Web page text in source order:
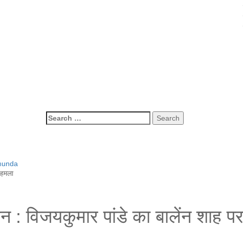
magazine of Nepal brings news in hindi from Nepal,madhesh
Search
for:
: विजयकुमार पांडे का बालेंन शाह